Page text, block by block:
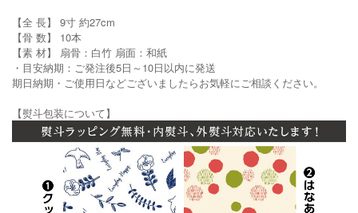
【全 長】 9寸 約27cm
【骨 数】 10本
【素 材】 扇骨：白竹 扇面：和紙
・目安納期：ご発注後5日～10日以内に発送
期日納期・ご使用日などございましたらお気軽にご相談ください。
【熨斗包装について】